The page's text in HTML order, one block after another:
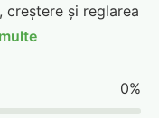
și reglarea
0%